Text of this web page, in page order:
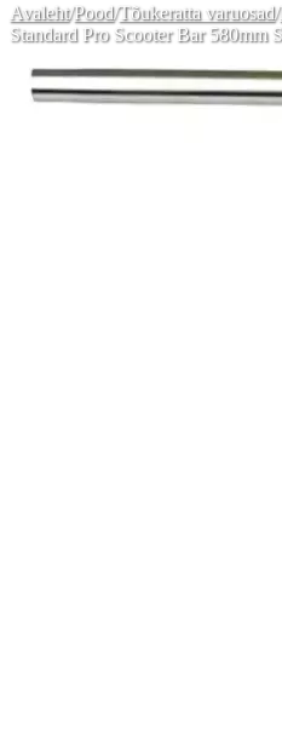
Avaleht/Pood/Tõukeratta varuosad/
Standard Pro Scooter Bar 580mm